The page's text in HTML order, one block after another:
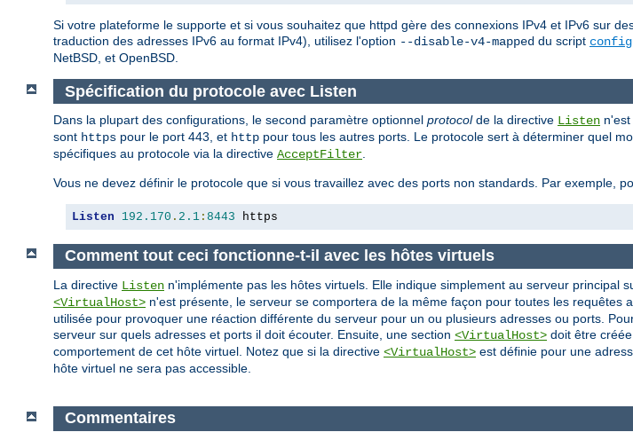
Si votre plateforme le supporte et si vous souhaitez que httpd gère des connexions IPv4 et IPv6 sur
traduction des adresses IPv6 au format IPv4), utilisez l'option --disable-v4-mapped du script
NetBSD, et OpenBSD.
Spécification du protocole avec Listen
Dans la plupart des configurations, le second paramètre optionnel protocolde la directive Listen
sont https pour le port 443, et http pour tous les autres ports. Le protocole sert à déterminer quel
spécifiques au protocole via la directive AcceptFilter.
Vous ne devez définir le protocole que si vous travaillez avec des ports non standards. Par exemple,
Listen 192.170 . 2.1 : 8443 https
Comment tout ceci fonctionne-t-il avec les hôtes virtuels
La directive Listen n'implémente pas les hôtes virtuels. Elle indique simplement au serveur principal
<VirtualHost> n'est présente, le serveur se comportera de la même façon pour toutes les requêtes
utilisée pour provoquer une réaction différente du serveur pour un ou plusieurs adresses ou ports.
serveur sur quels adresses et ports il doit écouter. Ensuite, une section <VirtualHost> doit être
comportement de cet hôte virtuel. Notez que si la directive <VirtualHost> est définie pour une
hôte virtuel ne sera pas accessible.
Commentaires